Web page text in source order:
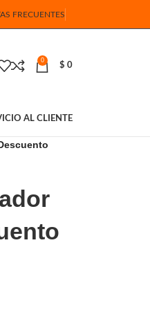
FRECUENTES
0
$ 0
AL CLIENTE